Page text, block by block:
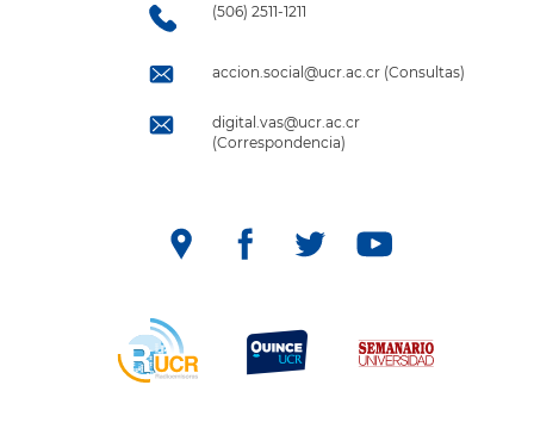
(506) 2511-1211
accion.social@ucr.ac.cr (Consultas)
digital.vas@ucr.ac.cr
(Correspondencia)